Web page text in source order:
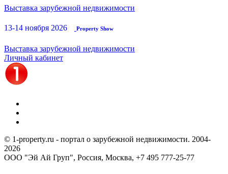
Выставка зарубежной недвижимости
13-14 ноября 2026 Property Show
Выставка зарубежной недвижимости
Личный кабинет
© 1-property.ru - портал о зарубежной недвижимости. 2004-
2026
ООО "Эй Ай Груп", Россия, Москва, +7 495 777-25-77